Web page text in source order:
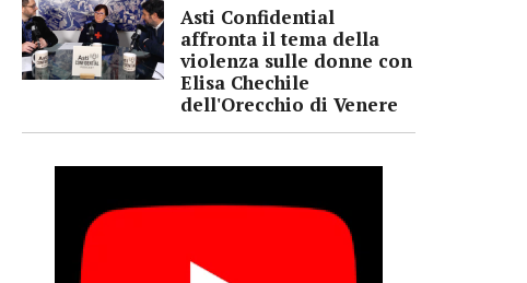
Asti Confidential
affronta il tema della
violenza sulle donne con
Elisa Chechile
dell'Orecchio di Venere